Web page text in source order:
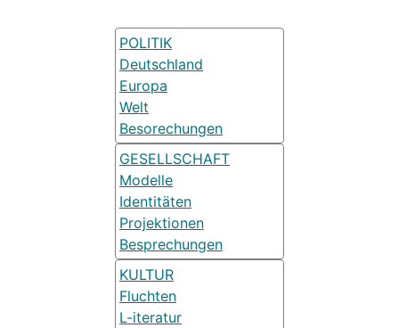
POLITIK
Deutschland
Europa
Welt
Besorechungen
GESELLSCHAFT
Modelle
Identitäten
Projektionen
Besprechungen
KULTUR
Fluchten
L-iteratur